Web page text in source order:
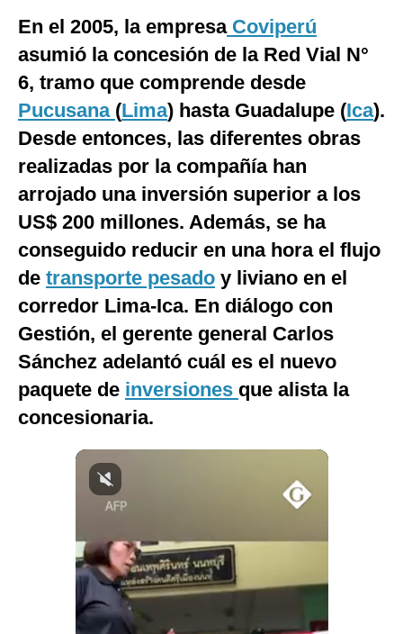
Internacional
Tecnología
Club del Suscriptor
Mix
G de Gestión
Notas Contratadas
Podcast
Gestión TV
Videos
Fotogalerías
Privacidad
En el 2005, la empresaCoviperú
asumió la concesión de la Red Vial N°
6, tramo que comprende desde
Pucusana (Lima) hasta Guadalupe (Ica).
Desde entonces, las diferentes obras
realizadas por la compañía han
arrojado una inversión superior a los
US$ 200 millones. Además, se ha
conseguido reducir en una hora el flujo
de transporte pesado y liviano en el
corredor Lima-Ica. En diálogo con
Gestión, el gerente general Carlos
Sánchez adelantó cuál es el nuevo
paquete de inversiones que alista la
concesionaria.